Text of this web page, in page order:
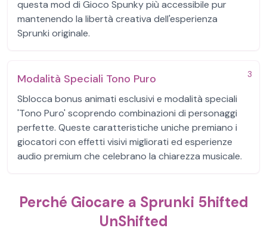
questa mod di Gioco Spunky più accessibile pur
mantenendo la libertà creativa dell'esperienza
Sprunki originale.
3
Modalità Speciali Tono Puro
Sblocca bonus animati esclusivi e modalità speciali
'Tono Puro' scoprendo combinazioni di personaggi
perfette. Queste caratteristiche uniche premiano i
giocatori con effetti visivi migliorati ed esperienze
audio premium che celebrano la chiarezza musicale.
Perché Giocare a Sprunki 5hifted
UnShifted